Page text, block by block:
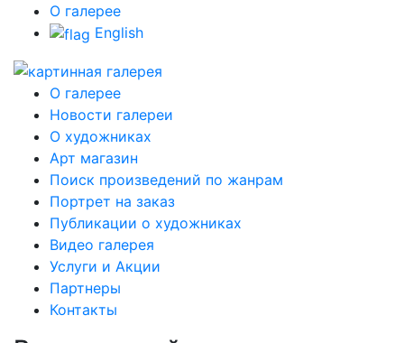
О галерее
English
О галерее
Новости галереи
О художниках
Арт магазин
Поиск произведений по жанрам
Портрет на заказ
Публикации о художниках
Видео галерея
Услуги и Акции
Партнеры
Контакты